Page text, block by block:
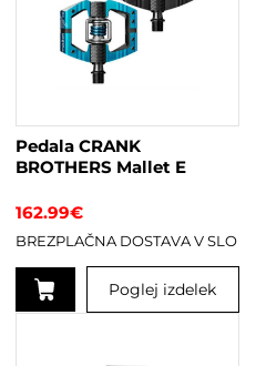
Pedala CRANK
BROTHERS Mallet E
162.99€
BREZPLAČNA DOSTAVA V SLO
Poglej izdelek